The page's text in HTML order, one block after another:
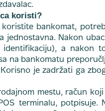
koristi?
bankomat,
jednostavna. Nakon
a nakon
na bankomatu
je zadržati ga
mestu, račun
terminalu,